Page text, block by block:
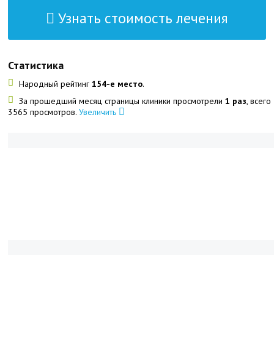
Узнать стоимость лечения
Статистика
Народный рейтинг154-е место.
За прошедший месяц страницы клиники просмотрели1 раз, всего
3565 просмотров.Увеличить